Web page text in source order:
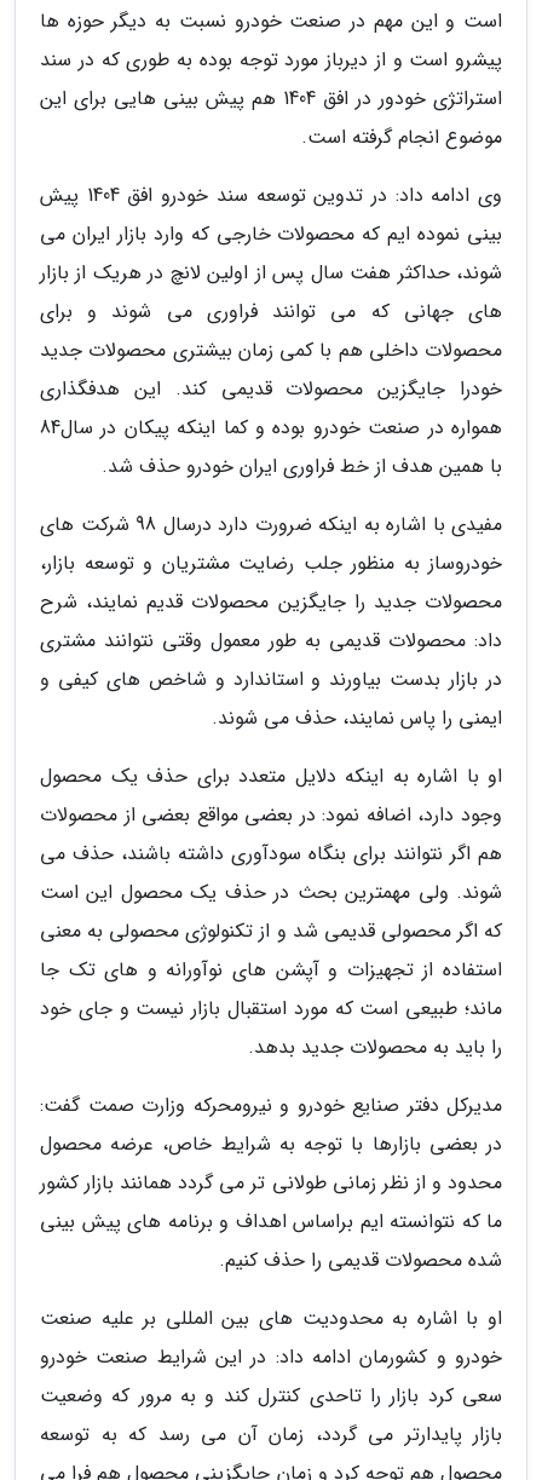
است و این مهم در صنعت خودرو نسبت به دیگر حوزه ها
پیشرو است و از دیرباز مورد توجه بوده به طوری که در سند
استراتژی خودور در افق 1404 هم پیش بینی هایی برای این
موضوع انجام گرفته است.
وی ادامه داد: در تدوین توسعه سند خودرو افق 1404 پیش
بینی نموده ایم که محصولات خارجی که وارد بازار ایران می
شوند، حداکثر هفت سال پس از اولین لانچ در هریک از بازار
های جهانی که می توانند فراوری می شوند و برای
محصولات داخلی هم با کمی زمان بیشتری محصولات جدید
خودرا جایگزین محصولات قدیمی کند. این هدفگذاری
همواره در صنعت خودرو بوده و کما اینکه پیکان در سال84
با همین هدف از خط فراوری ایران خودرو حذف شد.
مفیدی با اشاره به اینکه ضرورت دارد درسال 98 شرکت های
خودروساز به منظور جلب رضایت مشتریان و توسعه بازار،
محصولات جدید را جایگزین محصولات قدیم نمایند، شرح
داد: محصولات قدیمی به طور معمول وقتی نتوانند مشتری
در بازار بدست بیاورند و استاندارد و شاخص های کیفی و
ایمنی را پاس نمایند، حذف می شوند.
او با اشاره به اینکه دلایل متعدد برای حذف یک محصول
وجود دارد، اضافه نمود: در بعضی مواقع بعضی از محصولات
هم اگر نتوانند برای بنگاه سودآوری داشته باشند، حذف می
شوند. ولی مهمترین بحث در حذف یک محصول این است
که اگر محصولی قدیمی شد و از تکنولوژی محصولی به معنی
استفاده از تجهیزات و آپشن های نوآورانه و های تک جا
ماند؛ طبیعی است که مورد استقبال بازار نیست و جای خود
را باید به محصولات جدید بدهد.
مدیرکل دفتر صنایع خودرو و نیرومحرکه وزارت صمت گفت:
در بعضی بازارها با توجه به شرایط خاص، عرضه محصول
محدود و از نظر زمانی طولانی تر می گردد همانند بازار کشور
ما که نتوانسته ایم براساس اهداف و برنامه های پیش بینی
شده محصولات قدیمی را حذف کنیم.
او با اشاره به محدودیت های بین المللی بر علیه صنعت
خودرو و کشورمان ادامه داد: در این شرایط صنعت خودرو
سعی کرد بازار را تاحدی کنترل کند و به مرور که وضعیت
بازار پایدارتر می گردد، زمان آن می رسد که به توسعه
محصول هم توجه کرد و زمان جایگزینی محصول هم فرا می